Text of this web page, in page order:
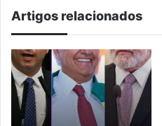
Júnior
Artigos relacionados